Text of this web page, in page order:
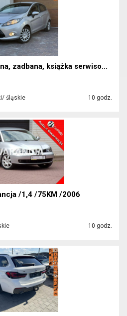
zadbana, książka serwiso...
śląskie 10 godz.
/1,4 /75KM /2006
10 godz.